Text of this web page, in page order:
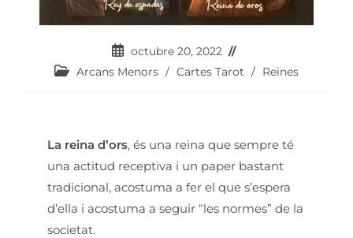
octubre 20, 2022
Arcans Menors / Cartes Tarot / Reines
La reina d’ors, és una reina que sempre té
una actitud receptiva i un paper bastant
tradicional, acostuma a fer el que s’espera
d’ella i acostuma a seguir “les normes” de la
societat.